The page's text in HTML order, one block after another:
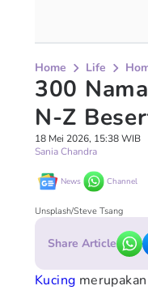
Home Life
300
N-Z
18 Mei 2026, 15:38 WIB
Sania Chandra
News Channel
Unsplash/Steve Tsang
Share Article
Kucing